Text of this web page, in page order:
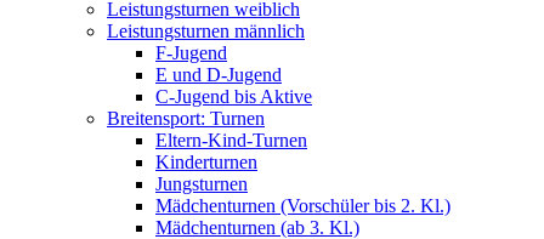
Leistungsturnen weiblich
Leistungsturnen männlich
F-Jugend
E und D-Jugend
C-Jugend bis Aktive
Breitensport: Turnen
Eltern-Kind-Turnen
Kinderturnen
Jungsturnen
Mädchenturnen (Vorschüler bis 2. Kl.)
Mädchenturnen (ab 3. Kl.)